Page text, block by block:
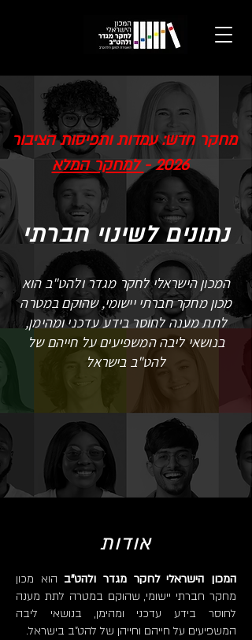
מחקר חדש: עמדות ותפיסות הציבור
2026 - למחקר המלא
נתונים לשינוי חברתי
המכון הישראלי לחקר מגדר ולהט"ב הוא
מכון מחקר חברתי יישומי, שהוקם במטרה
לתת מענה לחוסר בידע עדכני ומהימן,
בנושאי ליבה המשפיעים על חייהם של
להט"ב בישראל
אודות
המכון הישראלי לחקר מגדר ולהט"ב הוא מכון
מחקר חברתי יישומי, שהוקם במטרה לתת מענה
לחוסר בידע עדכני ומהימן, בנושאי ליבה
המשפיעים על חייהם וחייהן של להט"ב בישראל.